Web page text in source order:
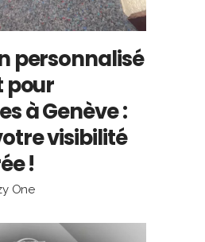
personnalisé
pour
à Genève :
visibilité
!
One